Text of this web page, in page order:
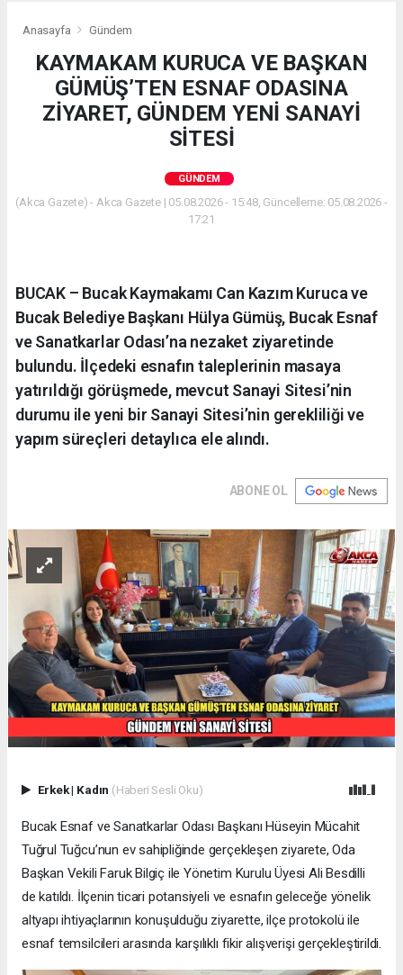
Anasayfa Gündem
KAYMAKAM KURUCA VE BAŞKAN
GÜMÜŞ’TEN ESNAF ODASINA
ZİYARET, GÜNDEM YENİ SANAYİ
SİTESİ
GÜNDEM
(Akca Gazete) - Akca Gazete | 05.08.2026 - 15:48, Güncelleme: 05.08.2026 -
17:21
BUCAK – Bucak Kaymakamı Can Kazım Kuruca ve
Bucak Belediye Başkanı Hülya Gümüş, Bucak Esnaf
ve Sanatkarlar Odası’na nezaket ziyaretinde
bulundu. İlçedeki esnafın taleplerinin masaya
yatırıldığı görüşmede, mevcut Sanayi Sitesi’nin
durumu ile yeni bir Sanayi Sitesi’nin gerekliliği ve
yapım süreçleri detaylıca ele alındı.
ABONE OL
Erkek| Kadın (Haberi Sesli Oku)
Bucak Esnaf ve Sanatkarlar Odası Başkanı Hüseyin Mücahit
Tuğrul Tuğcu’nun ev sahipliğinde gerçekleşen ziyarete, Oda
Başkan Vekili Faruk Bilgiç ile Yönetim Kurulu Üyesi Ali Besdilli
de katıldı. İlçenin ticari potansiyeli ve esnafın geleceğe yönelik
altyapı ihtiyaçlarının konuşulduğu ziyarette, ilçe protokolü ile
esnaf temsilcileri arasında karşılıklı fikir alışverişi gerçekleştirildi.